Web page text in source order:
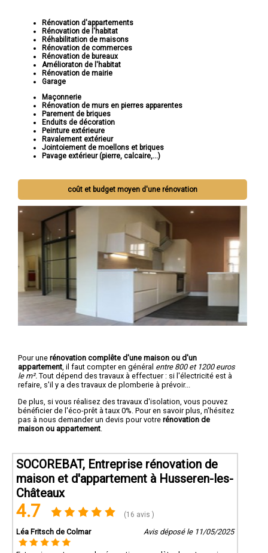
Rénovation d'appartements
Rénovation de l'habitat
Réhabilitation de maisons
Rénovation de commerces
Rénovation de bureaux
Amélioraton de l'habitat
Rénovation de mairie
Garage
Maçonnerie
Rénovation de murs en pierres apparentes
Parement de briques
Enduits de décoration
Peinture extérieure
Ravalement extérieur
Jointoiement de moellons et briques
Pavage extérieur (pierre, calcaire,...)
coût et budget moyen d'une rénovation
Pour une rénovation complête d'une maison ou d'un
appartement , il faut compter en général entre 800 et 1200 euros
le m². Tout dépend des travaux à effectuer : si l'électricité est à
refaire, s'il y a des travaux de plomberie à prévoir...
De plus, si vous réalisez des travaux d'isolation, vous pouvez
bénéficier de l'éco-prêt à taux 0%. Pour en savoir plus, n'hésitez
pas à nous demander un devis pour votre rénovation de
maison ou appartement
SOCOREBAT, Entreprise rénovation de
maison et d'appartement à Husseren-les-
Châteaux
4.7 (16 avis )
Léa Fritsch de Colmar Avis déposé le 11/05/2025